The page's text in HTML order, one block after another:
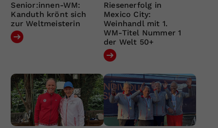
Senior:innen-WM:
Kanduth krönt sich
zur Weltmeisterin
Riesenerfolg in
Mexico City:
Weinhandl mit 1.
WM-Titel Nummer 1
der Welt 50+